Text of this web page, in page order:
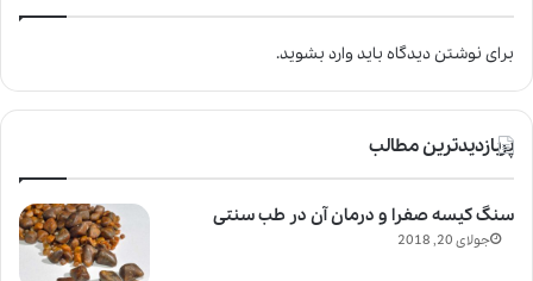
برای نوشتن دیدگاه بایدوارد بشوید.
پربازدیدترین مطالب
سنگ کیسه صفرا و درمان آن در طب سنتی
جولای 20, 2018